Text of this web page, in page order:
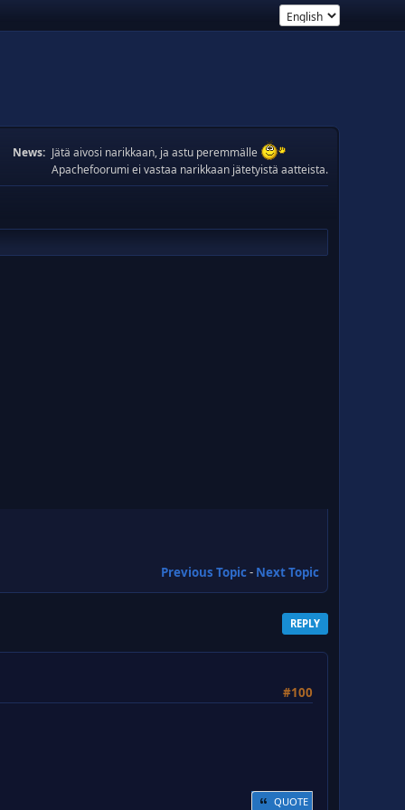
News: Jätä aivosi narikkaan, ja astu peremmälle
Apachefoorumi ei vastaa narikkaan jätetyistä aatteista.
Previous Topic- Next Topic
REPLY
#100
QUOTE